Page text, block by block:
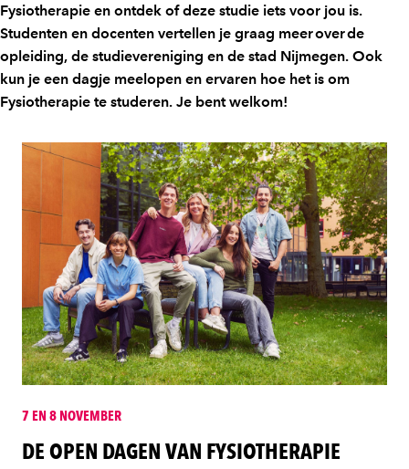
Fysiotherapie en ontdek of deze studie iets voor jou is.
Studenten en docenten vertellen je graag meer over de
opleiding, de studievereniging en de stad Nijmegen. Ook
kun je een dagje meelopen en ervaren hoe het is om
Fysiotherapie te studeren. Je bent welkom!
7 EN 8 NOVEMBER
DE OPEN DAGEN VAN FYSIOTHERAPIE